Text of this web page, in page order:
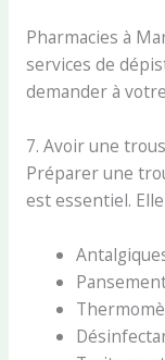
Pharmacies à
services de
demander à
7. Avoir une
Préparer une
est essentiel.